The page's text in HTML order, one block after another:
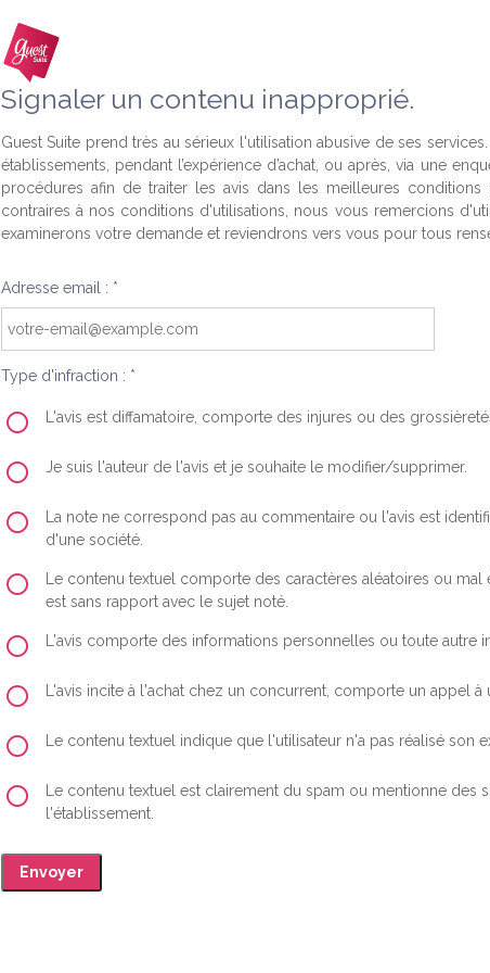
Signaler un contenu inapproprié.
Guest Suite prend très au sérieux l'utilisation abusive de ses
établissements, pendant l’expérience d’achat, ou après, via une
procédures afin de traiter les avis dans les meilleures
contraires à nos conditions d'utilisations, nous vous remercions
examinerons votre demande et reviendrons vers vous pour tous
Adresse email : *
Type d'infraction : *
L'avis est diffamatoire, comporte des injures ou des
Je suis l'auteur de l'avis et je souhaite le modifier/supprimer.
La note ne correspond pas au commentaire ou l'avis est
d'une société.
Le contenu textuel comporte des caractères aléatoires ou
est sans rapport avec le sujet noté.
L'avis comporte des informations personnelles ou toute
L'avis incite à l'achat chez un concurrent, comporte un appel à
Le contenu textuel indique que l'utilisateur n'a pas réalisé son
Le contenu textuel est clairement du spam ou mentionne
l'établissement.
Envoyer